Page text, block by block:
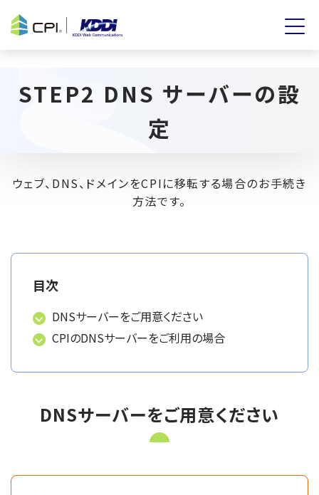
STEP2 DNS サーバーの設
定
ウェブ、DNS、ドメインをCPIに移転する場合のお手続き
方法です。
目次
DNSサーバーをご用意ください
CPIのDNSサーバーをご利用の場合
DNSサーバーをご用意ください